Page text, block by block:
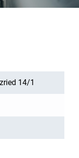
14/1